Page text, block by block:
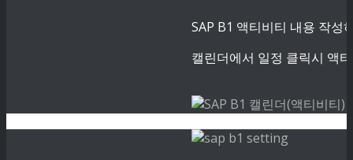
SAP B1 액티비티 내용 작성
캘린더에서 일정 클릭시 액